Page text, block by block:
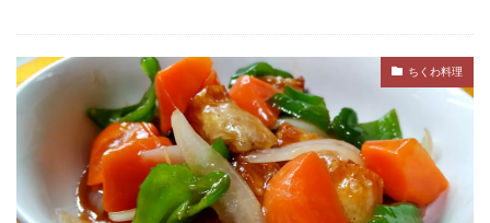
ちくわ料理